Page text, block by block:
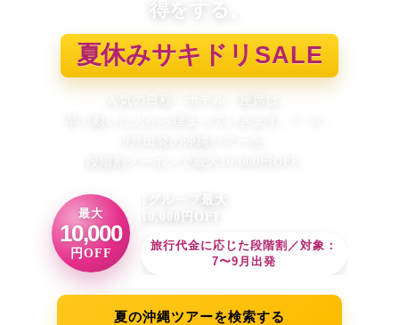
得をする。
夏休みサキドリ SALE
人気の日程・ホテル・座席は、
最大
10,000
円OFF
1グループ最大
10,000円OFF
旅行代金に応じた段階割／対象：
7〜9月出発
夏の沖縄ツアーを検索する